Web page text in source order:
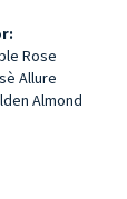
Rose
Allure
Almond